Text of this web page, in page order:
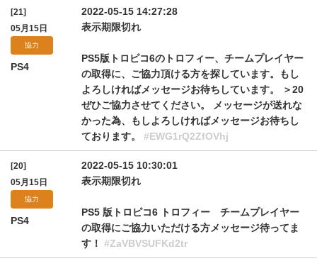
[21]
05月15日
協力
PS4
2022-05-15 14:27:28
表示期限切れ
PS5版トロピコ6のトロフィー、チームプレイヤー
の取得に、ご協力頂ける方を探しています。もし
よろしければメッセージお待ちしています。 ＞20
ぜひご協力させてください。 メッセージが送れな
かった為、もしよろしければメッセージお待ちし
ております。 #EWG1rQ2ZfOVhj
[20]
05月15日
協力
PS4
2022-05-15 10:30:01
表示期限切れ
PS5 版トロピコ6 トロフィー チームプレイヤー
の取得にご協力いただける方メッセージ待ってま
す！ #ZaVBVSUFKd2tr